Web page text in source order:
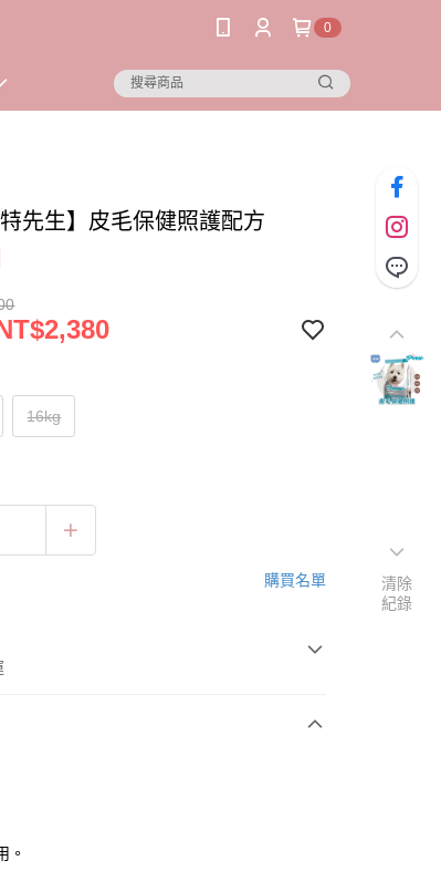
0
特先生】皮毛保健照護配方
16kg
購買名單
。
清除
紀錄